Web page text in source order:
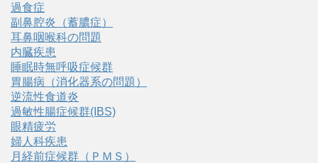
過食症
副鼻腔炎（蓄膿症）
耳鼻咽喉科の問題
内臓疾患
睡眠時無呼吸症候群
胃腸病（消化器系の問題）
逆流性食道炎
過敏性腸症候群(IBS)
眼精疲労
婦人科疾患
月経前症候群（ＰＭＳ）